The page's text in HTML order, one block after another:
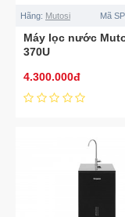
Hãng: Mutosi Mã
Máy lọc nước
370U
4.300.000đ